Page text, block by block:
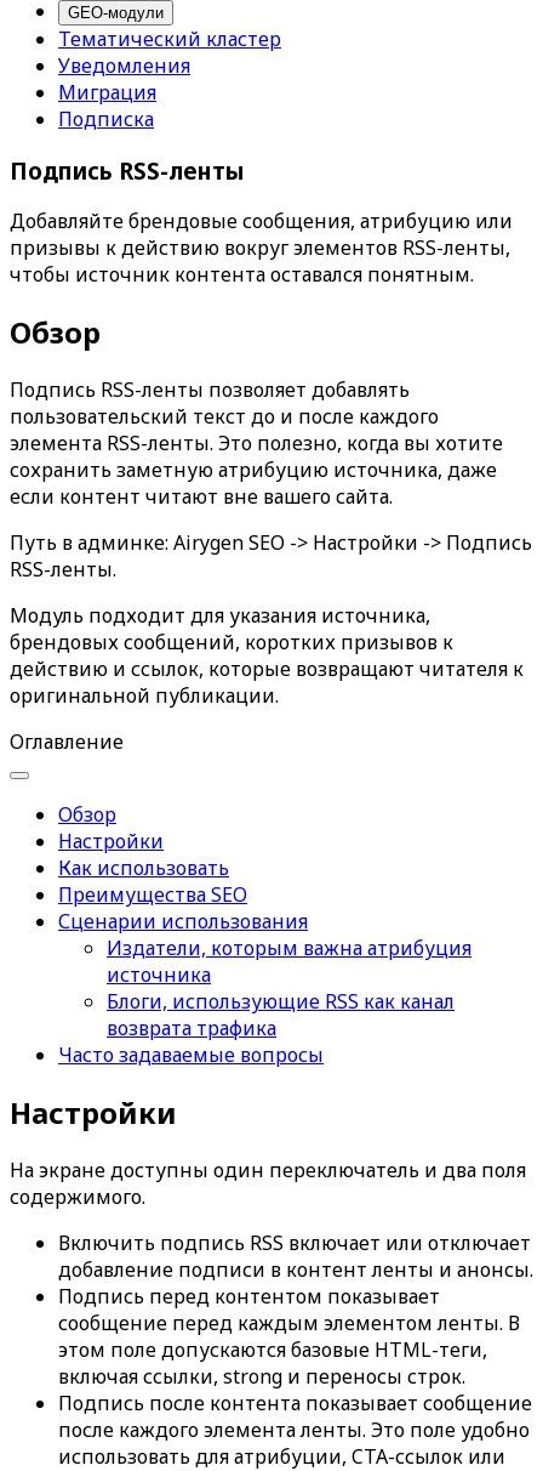
GEO-модули
Тематический кластер
Уведомления
Миграция
Подписка
Подпись RSS-ленты
Добавляйте брендовые сообщения, атрибуцию или
призывы к действию вокруг элементов RSS-ленты,
чтобы источник контента оставался понятным.
Обзор
Подпись RSS-ленты позволяет добавлять
пользовательский текст до и после каждого
элемента RSS-ленты. Это полезно, когда вы хотите
сохранить заметную атрибуцию источника, даже
если контент читают вне вашего сайта.
Путь в админке: Airygen SEO -> Настройки -> Подпись
RSS-ленты.
Модуль подходит для указания источника,
брендовых сообщений, коротких призывов к
действию и ссылок, которые возвращают читателя к
оригинальной публикации.
Оглавление
Обзор
Настройки
Как использовать
Преимущества SEO
Сценарии использования
Издатели, которым важна атрибуция
источника
Блоги, использующие RSS как канал
возврата трафика
Часто задаваемые вопросы
Настройки
На экране доступны один переключатель и два поля
содержимого.
Включить подпись RSS включает или отключает
добавление подписи в контент ленты и анонсы.
Подпись перед контентом показывает
сообщение перед каждым элементом ленты. В
этом поле допускаются базовые HTML-теги,
включая ссылки, strong и переносы строк.
Подпись после контента показывает сообщение
после каждого элемента ленты. Это поле удобно
использовать для атрибуции, CTA-ссылок или